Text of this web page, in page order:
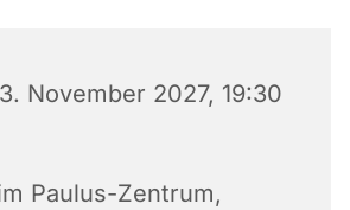
November 2027, 19:30
Paulus-Zentrum,